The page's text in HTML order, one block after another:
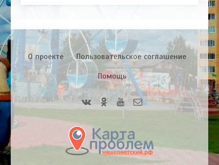
О проекте
Пользовательское соглашение
Помощь